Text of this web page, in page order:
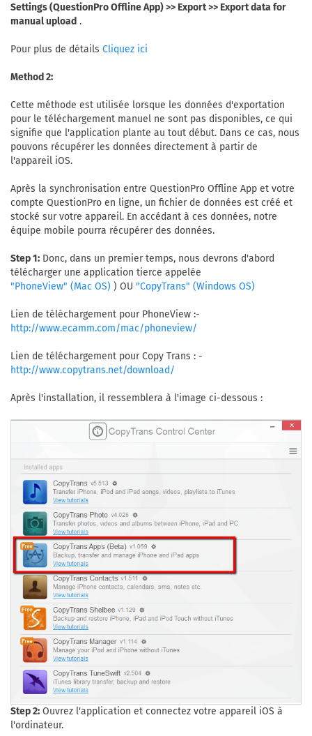
Settings (QuestionPro Offline App) >> Export >> Export data for
manual upload .
Pour plus de détails Cliquez ici
Method 2:
Cette méthode est utilisée lorsque les données d'exportation
pour le téléchargement manuel ne sont pas disponibles, ce qui
signifie que l'application plante au tout début. Dans ce cas, nous
pouvons récupérer les données directement à partir de
l'appareil iOS.
Après la synchronisation entre QuestionPro Offline App et votre
compte QuestionPro en ligne, un fichier de données est créé et
stocké sur votre appareil. En accédant à ces données, notre
équipe mobile pourra récupérer des données.
Step 1: Donc, dans un premier temps, nous devrons d'abord
télécharger une application tierce appelée
"PhoneView" (Mac OS) ) OU "CopyTrans" (Windows OS)
Lien de téléchargement pour PhoneView :-
http://www.ecamm.com/mac/phoneview/
Lien de téléchargement pour Copy Trans : -
http://www.copytrans.net/download/
Après l'installation, il ressemblera à l'image ci-dessous :
Step 2: Ouvrez l'application et connectez votre appareil iOS à
l'ordinateur.